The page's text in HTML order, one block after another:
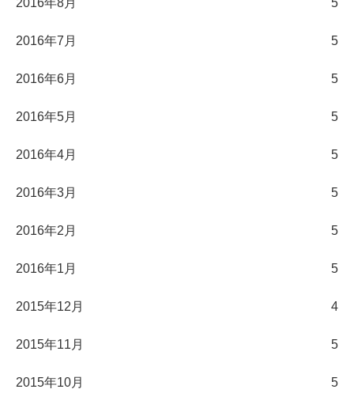
2016年8月 5
2016年7月 5
2016年6月 5
2016年5月 5
2016年4月 5
2016年3月 5
2016年2月 5
2016年1月 5
2015年12月 4
2015年11月 5
2015年10月 5